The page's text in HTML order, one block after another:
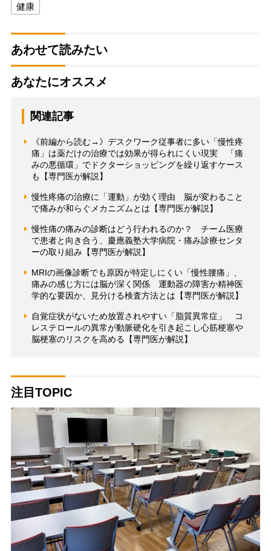
健康
あわせて読みたい
あなたにオススメ
関連記事
《前編から読む→》デスクワーク従事者に多い「慢性疼
痛」は薬だけの治療では効果が得られにくい現実 「痛
みの悪循環」でドクターショッピングを繰り返すケース
も【専門医が解説】
慢性疼痛の治療に「運動」が効く理由 脳が変わること
で痛みが和らぐメカニズムとは【専門医が解説】
慢性痛の痛みの診断はどう行われるのか？ チーム医療
で患者と向き合う、慶應義塾大学病院・痛み診療センタ
ーの取り組み【専門医が解説】
MRIの画像診断でも原因が特定しにくい「慢性腰痛」、
痛みの感じ方には脳が深く関係 運動器の障害か精神医
学的な要因か、見分ける検査方法とは【専門医が解説】
自覚症状がないため放置されやすい「脂質異常症」 コ
レステロールの異常が動脈硬化を引き起こし心筋梗塞や
脳梗塞のリスクを高める【専門医が解説】
注目TOPIC